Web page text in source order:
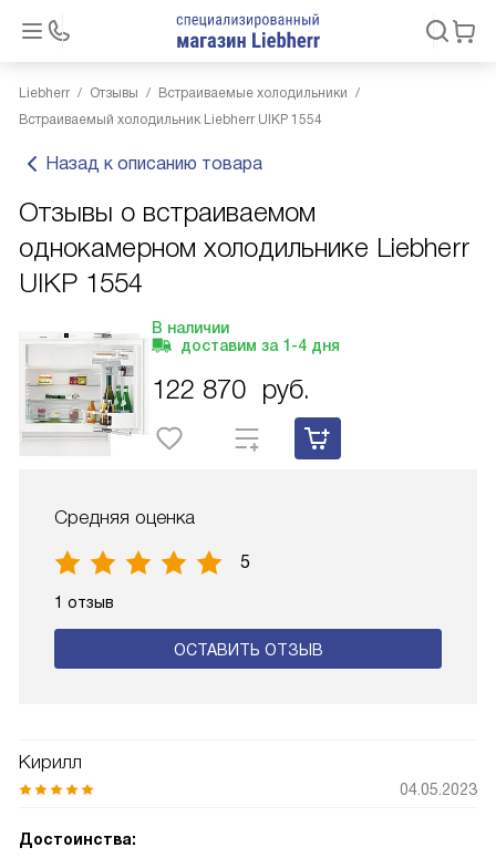
Liebherr Отзывы
Встраиваемые холодильники
Встраиваемый холодильник Liebherr UIKP 1554
Назад к описанию товара
Отзывы о встраиваемом
однокамерном холодильнике Liebherr
UIKP 1554
В наличии
доставим за 1-4 дня
122 870 руб.
Средняя оценка
5
1 отзыв
ОСТАВИТЬ ОТЗЫВ
Кирилл
04.05.2023
Достоинства: